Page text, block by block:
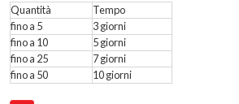
Quantità
Tempo
fino a 5
3 giorni
fino a 10
5 giorni
fino a 25
7 giorni
fino a 50
10 giorni